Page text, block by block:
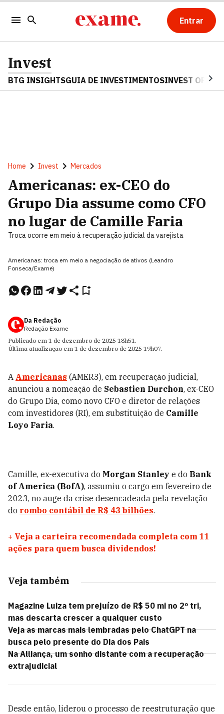
Entrar
Invest
BTG INSIGHTSGUIA DE INVESTIMENTOSINVEST OPINA
Home Invest Mercados
Americanas: ex-CEO do
Grupo Dia assume como CFO
no lugar de Camille Faria
Troca ocorre em meio à recuperação judicial da varejista
Americanas: troca em meio a negociação de ativos (Leandro
Fonseca/Exame)
Da Redação
Redação Exame
Publicado em 1 de dezembro de 2025 18h51.
Última atualização em 1 de dezembro de 2025 19h07.
A Americanas (AMER3), em recuperação judicial,
anunciou a nomeação de Sebastien Durchon, ex-CEO
do Grupo Dia, como novo CFO e diretor de relações
com investidores (RI), em substituição de Camille
Loyo Faria.
Camille, ex-executiva do Morgan Stanley e do Bank
of America (BofA), assumiu o cargo em fevereiro de
2023, no auge da crise desencadeada pela revelação
do rombo contábil de R$ 43 bilhões.
+ Veja a carteira recomendada completa com 11
ações para quem busca dividendos!
Veja também
Magazine Luiza tem prejuízo de R$ 50 mi no 2º tri,
mas descarta crescer a qualquer custo
Veja as marcas mais lembradas pelo ChatGPT na
busca pelo presente do Dia dos Pais
Na Alliança, um sonho distante com a recuperação
extrajudicial
Desde então, liderou o processo de reestruturação que